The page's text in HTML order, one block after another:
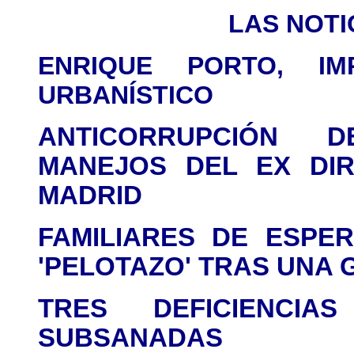
LAS
ENRIQUE PORTO,
URBANÍSTICO
ANTICORRUPCIÓN
MANEJOS DEL EX
MADRID
FAMILIARES DE
'PELOTAZO' TRAS UNA
TRES
SUBSANADAS